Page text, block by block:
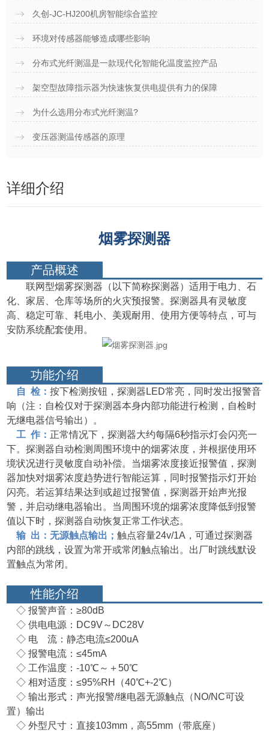
久创-JC-HJ200机房智能综合监控
环境对传感器能够造成哪些影响
分布式光纤测温是一款现代化智能化温度监控产品
架空型故障指示器为快速恢复供电提供有力的保障
为什么选用分布式光纤测温?
变压器测温传感器的原理
详细介绍
烟雾探测器
产品概述
联网型烟雾探测器（以下简称探测器）适用于电力、石
化、家居、仓库等场所的火灾预报警。探测器具有灵敏度
高、稳定可靠、耗电小、美观耐用、使用方便等特点，可与
安防系统配套使用。
功能介绍
自 检：按下检测按钮，探测器LED常亮，同时发出报警音
响（注：自检仅对于探测器本身内部功能进行检测，自检时
无继电器信号输出）。
工 作： 正常情况下，探测器大约每隔6秒指示灯会闪亮一
下。探测器自动检测周围环境中的烟雾浓度，并根据使用环
境状况进行灵敏度自动补偿。当烟雾浓度接近报警值，探测
器加快对烟雾浓度趋势进行智能运算，同时报警指示灯开始
闪亮。若运算结果达到或超过报警值，探测器开始声光报
警，并启动继电器输出。当周围环境的烟雾浓度降低到报警
值以下时，探测器自动恢复正常工作状态。
输 出：无源触点输出；触点容量24v/1A，可通过探测器
内部的跳线，设置为常开或常闭触点输出。出厂时跳线默设
置触点为常闭。
性能介绍
◇ 报警声音：≥80dB
◇ 供电电源：DC9V～DC28V
◇ 电 流：静态电流≤200uA
◇ 报警电流：≤45mA
◇ 工作温度：-10℃～＋50℃
◇ 相对适度：≤95%RH（40℃+-2℃）
◇ 输出形式：声光报警/继电器无源触点（NO/NC可设
置）输出
◇ 外型尺寸：直接103mm，高55mm（带底座）